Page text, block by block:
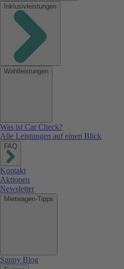
Inklusivleistungen
Wahlleistungen
Was ist Car Check?
Alle Leistungen auf einen Blick
FAQ
Kontakt
Aktionen
Newsletter
Mietwagen-Tipps
Sunny Blog